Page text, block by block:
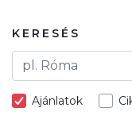
KERESÉS
Ajánlatok